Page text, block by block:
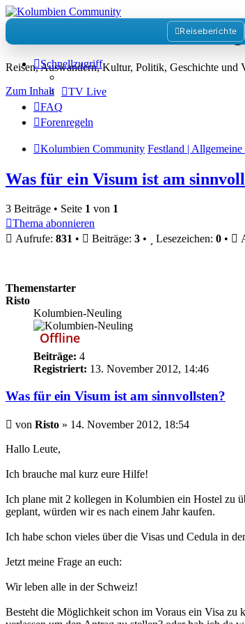
Kolumbienforum - Das
Reisen, Auswandern, Kultur, Politik, Geschichte
Zum Inhalt
Reiseberichte
Schnellzugriff
TV Live
FAQ
Forenregeln
Kolumbien Community Festland | Allgemeine
Was für ein Visum ist am
3 Beiträge • Seite 1 von 1
Thema abonnieren
Aufrufe: 831 • Beiträge: 3 • Lesezeichen: 0 •
Themenstarter
Risto
Kolumbien-Neuling
Offline
Beiträge: 4
Registriert: 13. November 2012, 14:46
Was für ein Visum ist am sinnvollsten?
Beitrag
von Risto » 14. November 2012, 18:54
Hallo Leute,
Ich brauche mal kurz eure Hilfe!
Ich plane mit 2 kollegen in Kolumbien ein Hostel zu
geplant, würden wir es nach einem Jahr kaufen.
Ich habe schon vieles über die Visas und Cedula in
Jetzt meine Frage an euch:
Wir leben alle in der Schweiz!
Besteht die Möglichkeit schon im Voraus ein Visa zu